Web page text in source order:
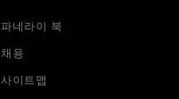
파네라이 북
채용
사이트맵